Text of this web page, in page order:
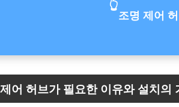
👆
조명 제어
어 허브가 필요한 이유와 설치의